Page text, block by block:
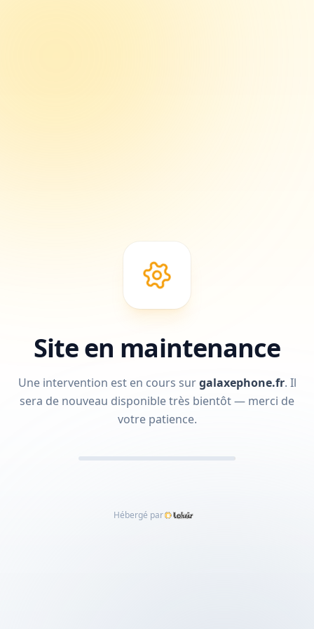
Site en maintenance
Une intervention est en cours surgalaxephone.fr. Il
sera de nouveau disponible très bientôt — merci de
votre patience.
Hébergé par